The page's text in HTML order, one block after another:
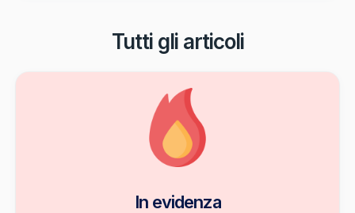
Tutti gli articoli
In evidenza